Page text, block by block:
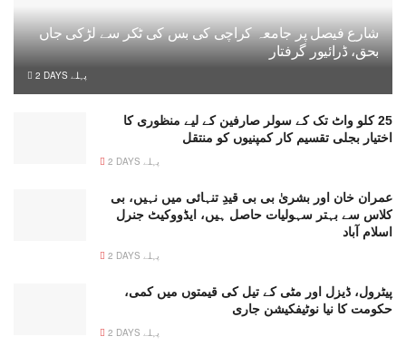
شارع فیصل پر جامعہ کراچی کی بس کی ٹکر سے لڑکی جاں
بحق، ڈرائیور گرفتار
2 DAYS پہلے
25 کلو واٹ تک کے سولر صارفین کے لیے منظوری کا
اختیار بجلی تقسیم کار کمپنیوں کو منتقل
2 DAYS پہلے
عمران خان اور بشریٰ بی بی قیدِ تنہائی میں نہیں، بی
کلاس سے بہتر سہولیات حاصل ہیں، ایڈووکیٹ جنرل
اسلام آباد
2 DAYS پہلے
پیٹرول، ڈیزل اور مٹی کے تیل کی قیمتوں میں کمی،
حکومت کا نیا نوٹیفکیشن جاری
2 DAYS پہلے